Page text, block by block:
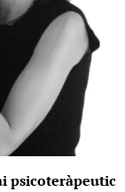
psicoteràpeutic